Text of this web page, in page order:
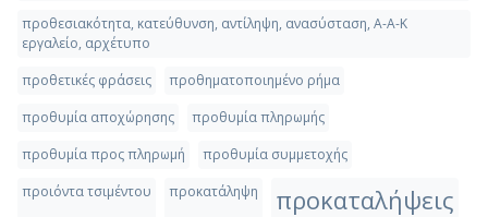
προθεσιακότητα, κατεύθυνση, αντίληψη, ανασύσταση, Α-Α-Κ
εργαλείο, αρχέτυπο
προθετικές φράσεις
προθηματοποιημένο ρήμα
προθυμία αποχώρησης
προθυμία πληρωμής
προθυμία προς πληρωμή
προθυμία συμμετοχής
προιόντα τσιμέντου
προκατάληψη προκαταλήψεις